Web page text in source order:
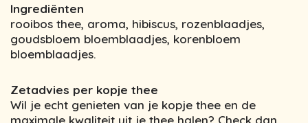
Ingrediënten
rooibos thee, aroma, hibiscus, rozenblaadjes,
goudsbloem bloemblaadjes, korenbloem
bloemblaadjes.
Zetadvies per kopje thee
Wil je echt genieten van je kopje thee en de
maximale kwaliteit uit je thee halen? Check dan